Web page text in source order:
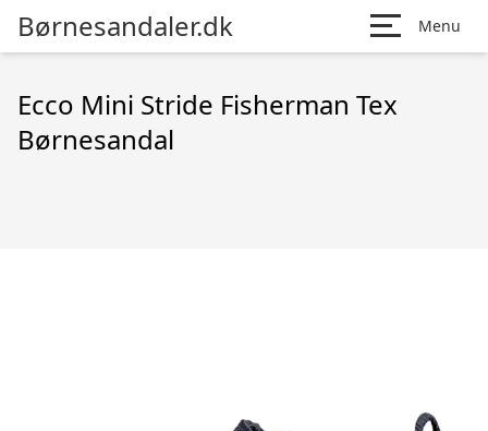
Børnesandaler.dk Menu
Ecco Mini Stride Fisherman Tex
Børnesandal